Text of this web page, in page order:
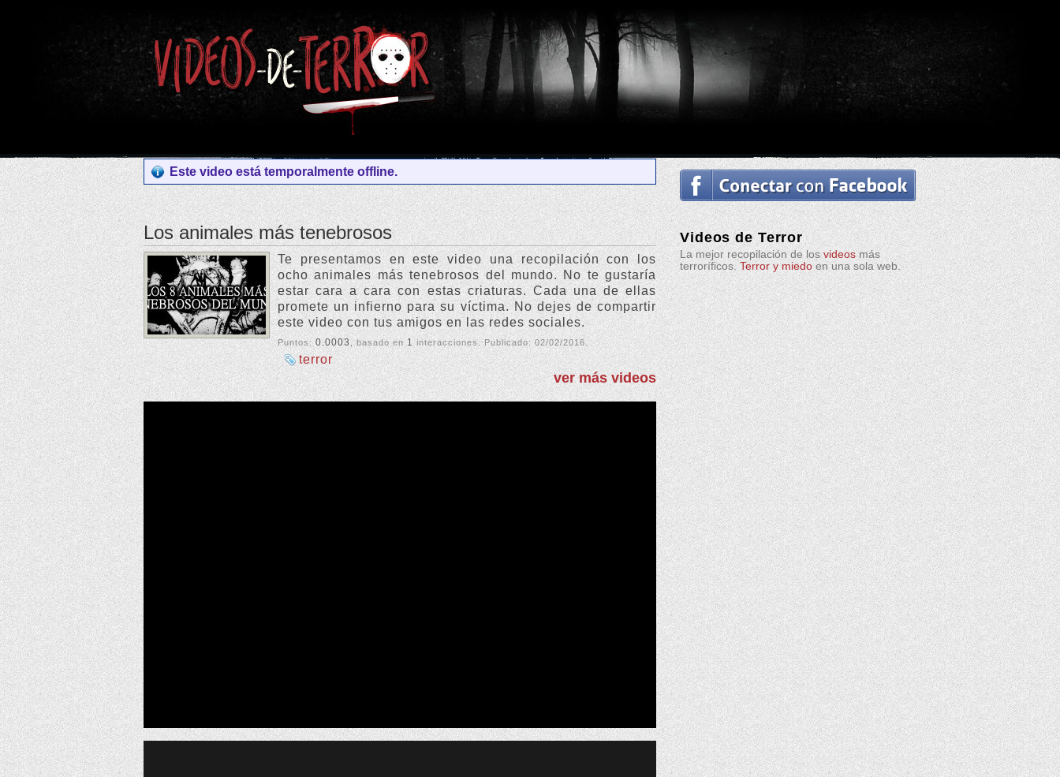
Videos de Terror
La mejor recopilación de losvideosmás
terroríficos.Terror y miedoen una sola web.
Este video está temporalmente offline.
Los animales más tenebrosos
Te presentamos en este video una recopilación con los
ocho animales más tenebrosos del mundo. No te gustaría
estar cara a cara con estas criaturas. Cada una de ellas
promete un infierno para su víctima. No dejes de compartir
este video con tus amigos en las redes sociales.
Puntos:0.0003, basado en1interacciones. Publicado:02/02/2016.
terror
ver más videos